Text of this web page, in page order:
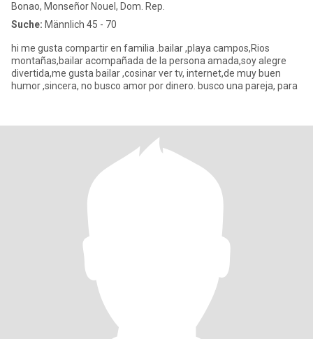
Bonao, Monseñor Nouel, Dom. Rep.
Suche: Männlich 45 - 70
hi me gusta compartir en familia .bailar ,playa campos,Rios
montañas,bailar acompañada de la persona amada,soy alegre
divertida,me gusta bailar ,cosinar ver tv, internet,de muy buen
humor ,sincera, no busco amor por dinero. busco una pareja, para